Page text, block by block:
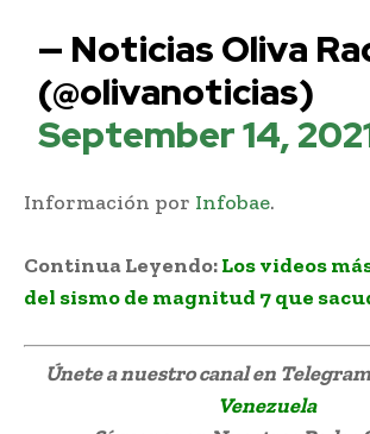
— Noticias Oliva
(@olivanoticias)
September 14,
Información por Infobae.
Continua Leyendo:Los videos
del sismo de magnitud 7 que
Únete a nuestro canal en Telegram
Venezuela